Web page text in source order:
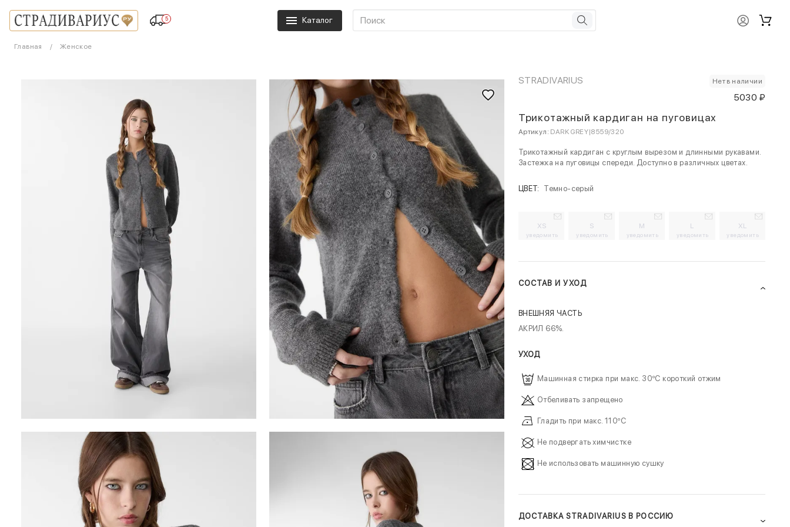
5 Каталог
Главная Женское
STRADIVARIUS Нет в наличии
5030 ₽
Трикотажный кардиган на пуговицах
Артикул: DARK GREY|8559/320
Трикотажный кардиган с круглым вырезом и длинными рукавами.
Застежка на пуговицы спереди. Доступно в различных цветах.
ЦВЕТ: Темно-серый
XS
уведомить
S
уведомить
M
уведомить
L
уведомить
XL
уведомить
СОСТАВ И УХОД
ВНЕШНЯЯ ЧАСТЬ
АКРИЛ 66%.
УХОД
Машинная стирка при макс. 30ºC короткий отжим
Отбеливать запрещено
Гладить при макс. 110ºC
Не подвергать химчистке
Не использовать машинную сушку
ДОСТАВКА STRADIVARIUS В РОССИЮ